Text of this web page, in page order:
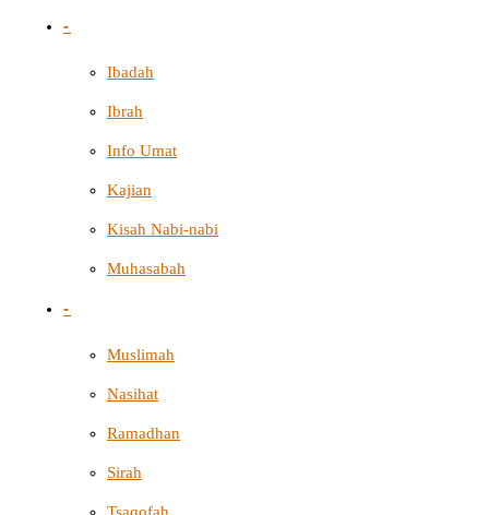
-
Ibadah
Ibrah
Info Umat
Kajian
Kisah Nabi-nabi
Muhasabah
-
Muslimah
Nasihat
Ramadhan
Sirah